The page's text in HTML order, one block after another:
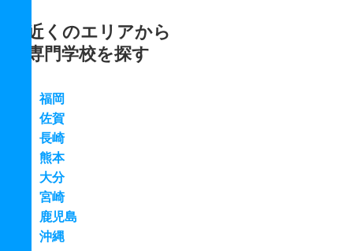
近くのエリアから
専門学校を探す
福岡
佐賀
長崎
熊本
大分
宮崎
鹿児島
沖縄